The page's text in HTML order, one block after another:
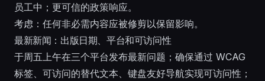
员工中；更可信的政策响应。
考虑：任何非必需内容应被修剪以保留影响。
最新新闻：出版日期、平台和可访问性
于周五上午在三个平台发布最新问题；确保通过 WCAG
标签、可访问的替代文本、键盘友好导航实现可访问性；